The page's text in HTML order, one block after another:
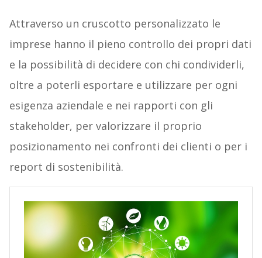
Attraverso un cruscotto personalizzato le
imprese hanno il pieno controllo dei propri dati
e la possibilità di decidere con chi condividerli,
oltre a poterli esportare e utilizzare per ogni
esigenza aziendale e nei rapporti con gli
stakeholder, per valorizzare il proprio
posizionamento nei confronti dei clienti o per i
report di sostenibilità.